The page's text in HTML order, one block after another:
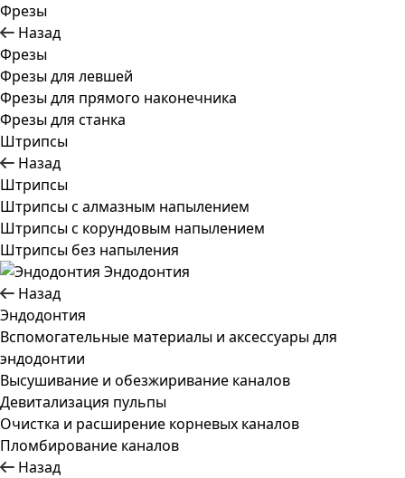
Фрезы
Назад
Фрезы
Фрезы для левшей
Фрезы для прямого наконечника
Фрезы для станка
Штрипсы
Назад
Штрипсы
Штрипсы c алмазным напылением
Штрипсы c корундовым напылением
Штрипсы без напыления
Эндодонтия
Назад
Эндодонтия
Вспомогательные материалы и аксессуары для
эндодонтии
Высушивание и обезжиривание каналов
Девитализация пульпы
Очистка и расширение корневых каналов
Пломбирование каналов
Назад